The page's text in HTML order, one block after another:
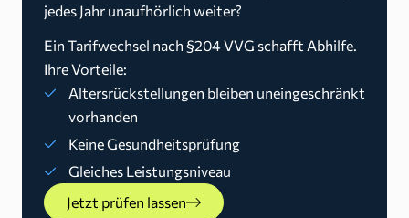
jedes Jahr unaufhörlich weiter?
Ein Tarifwechsel nach §204 VVG schafft Abhilfe.
Ihre Vorteile:
Altersrückstellungen bleiben uneingeschränkt
vorhanden
Keine Gesundheitsprüfung
Gleiches Leistungsniveau
Jetzt prüfen lassen